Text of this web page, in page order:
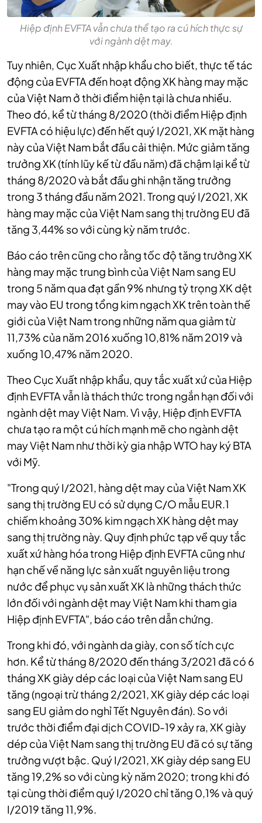
Hiệp định EVFTA vẫn chưa thể tạo ra cú hích thực sự
với ngành dệt may.
Tuy nhiên, Cục Xuất nhập khẩu cho biết, thực tế tác
động của EVFTA đến hoạt động XK hàng may mặc
của Việt Nam ở thời điểm hiện tại là chưa nhiều.
Theo đó, kể từ tháng 8/2020 (thời điểm Hiệp định
EVFTA có hiệu lực) đến hết quý I/2021, XK mặt hàng
này của Việt Nam bắt đầu cải thiện. Mức giảm tăng
trưởng XK (tính lũy kế từ đầu năm) đã chậm lại kể từ
tháng 8/2020 và bắt đầu ghi nhận tăng trưởng
trong 3 tháng đầu năm 2021. Trong quý I/2021, XK
hàng may mặc của Việt Nam sang thị trường EU đã
tăng 3,44% so với cùng kỳ năm trước.
Báo cáo trên cũng cho rằng tốc độ tăng trưởng XK
hàng may mặc trung bình của Việt Nam sang EU
trong 5 năm qua đạt gần 9% nhưng tỷ trọng XK dệt
may vào EU trong tổng kim ngạch XK trên toàn thế
giới của Việt Nam trong những năm qua giảm từ
11,73% của năm 2016 xuống 10,81% năm 2019 và
xuống 10,47% năm 2020.
Theo Cục Xuất nhập khẩu, quy tắc xuất xứ của Hiệp
định EVFTA vẫn là thách thức trong ngắn hạn đối với
ngành dệt may Việt Nam. Vì vậy, Hiệp định EVFTA
chưa tạo ra một cú hích mạnh mẽ cho ngành dệt
may Việt Nam như thời kỳ gia nhập WTO hay ký BTA
với Mỹ.
"Trong quý I/2021, hàng dệt may của Việt Nam XK
sang thị trường EU có sử dụng C/O mẫu EUR.1
chiếm khoảng 30% kim ngạch XK hàng dệt may
sang thị trường này. Quy định phức tạp về quy tắc
xuất xứ hàng hóa trong Hiệp định EVFTA cũng như
hạn chế về năng lực sản xuất nguyên liệu trong
nước để phục vụ sản xuất XK là những thách thức
lớn đối với ngành dệt may Việt Nam khi tham gia
Hiệp định EVFTA", báo cáo trên dẫn chứng.
Trong khi đó, với ngành da giày, con số tích cực
hơn. Kể từ tháng 8/2020 đến tháng 3/2021 đã có 6
tháng XK giày dép các loại của Việt Nam sang EU
tăng (ngoại trừ tháng 2/2021, XK giày dép các loại
sang EU giảm do nghỉ Tết Nguyên đán). So với
trước thời điểm đại dịch COVID-19 xảy ra, XK giày
dép của Việt Nam sang thị trường EU đã có sự tăng
trưởng vượt bậc. Quý I/2021, XK giày dép sang EU
tăng 19,2% so với cùng kỳ năm 2020; trong khi đó
tại cùng thời điểm quý I/2020 chỉ tăng 0,1% và quý
I/2019 tăng 11,9%.